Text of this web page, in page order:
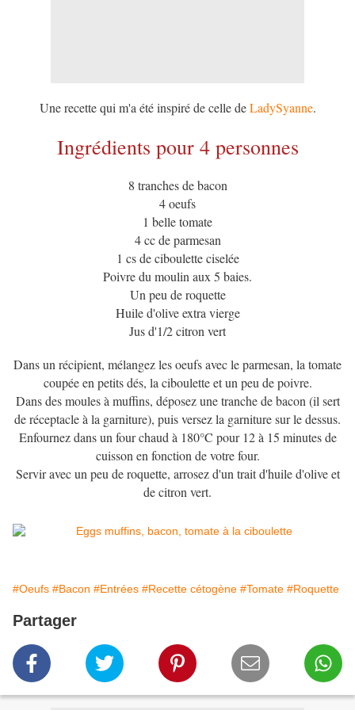
Une recette qui m'a été inspiré de celle deLadySyanne.
Ingrédients pour 4 personnes
8 tranches de bacon
4 oeufs
1 belle tomate
4 cc de parmesan
1 cs de ciboulette ciselée
Poivre du moulin aux 5 baies.
Un peu de roquette
Huile d'olive extra vierge
Jus d'1/2 citron vert
Dans un récipient, mélangez les oeufs avec le parmesan, la tomate
coupée en petits dés, la ciboulette et un peu de poivre.
Dans des moules à muffins, déposez une tranche de bacon (il sert
de réceptacle à la garniture), puis versez la garniture sur le dessus.
Enfournez dans un four chaud à 180°C pour 12 à 15 minutes de
cuisson en fonction de votre four.
Servir avec un peu de roquette, arrosez d'un trait d'huile d'olive et
de citron vert.
#Oeufs #Bacon #Entrées #Recette cétogène #Tomate #Roquette
Partager